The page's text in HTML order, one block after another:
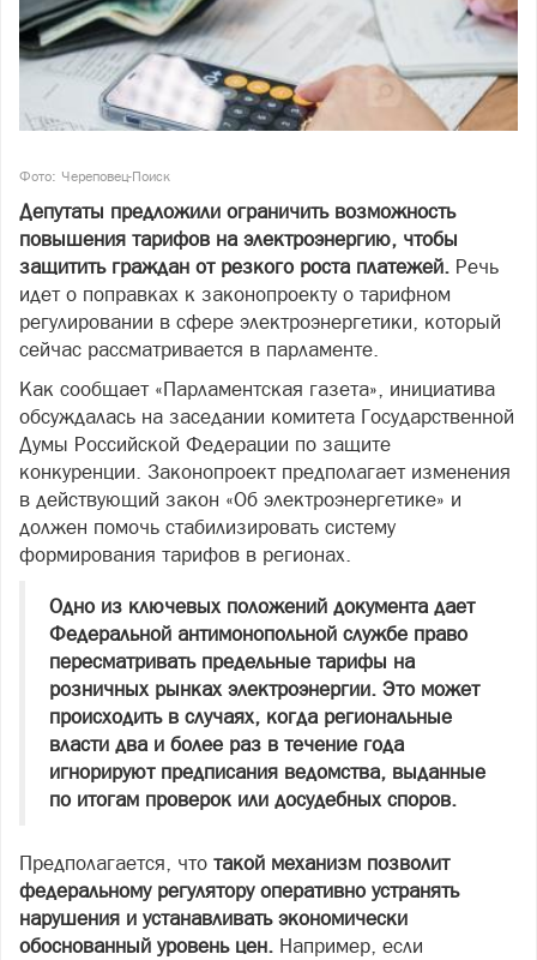
Фото: Череповец-Поиск
Депутаты предложили ограничить возможность
повышения тарифов на электроэнергию, чтобы
защитить граждан от резкого роста платежей. Речь
идет о поправках к законопроекту о тарифном
регулировании в сфере электроэнергетики, который
сейчас рассматривается в парламенте.
Как сообщает «Парламентская газета», инициатива
обсуждалась на заседании комитета Государственной
Думы Российской Федерации по защите
конкуренции. Законопроект предполагает изменения
в действующий закон «Об электроэнергетике» и
должен помочь стабилизировать систему
формирования тарифов в регионах.
Одно из ключевых положений документа дает
Федеральной антимонопольной службе право
пересматривать предельные тарифы на
розничных рынках электроэнергии. Это может
происходить в случаях, когда региональные
власти два и более раз в течение года
игнорируют предписания ведомства, выданные
по итогам проверок или досудебных споров.
Предполагается, что такой механизм позволит
федеральному регулятору оперативно устранять
нарушения и устанавливать экономически
обоснованный уровень цен. Например, если